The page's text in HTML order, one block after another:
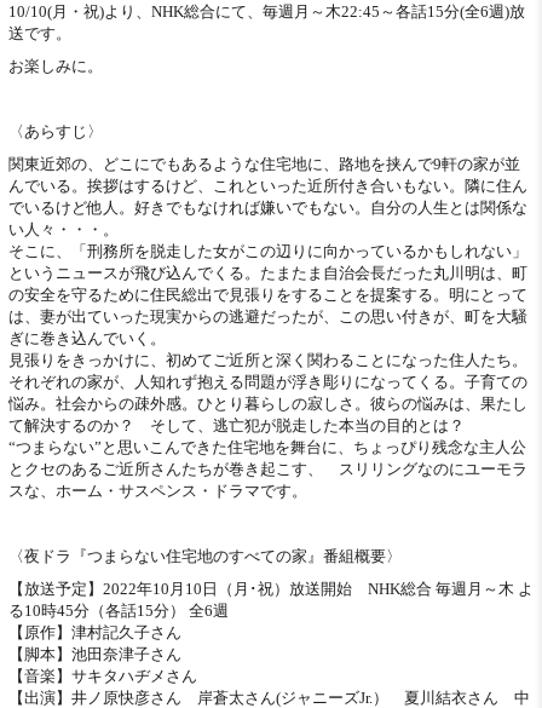
10/10(月・祝)より、NHK総合にて、毎週月～木22:45～各話15分(全6週)放
送です。
お楽しみに。
〈あらすじ〉
関東近郊の、どこにでもあるような住宅地に、路地を挟んで9軒の家が並
んでいる。挨拶はするけど、これといった近所付き合いもない。隣に住ん
でいるけど他人。好きでもなければ嫌いでもない。自分の人生とは関係な
い人々・・・。
そこに、「刑務所を脱走した女がこの辺りに向かっているかもしれない」
というニュースが飛び込んでくる。たまたま自治会長だった丸川明は、町
の安全を守るために住民総出で見張りをすることを提案する。明にとって
は、妻が出ていった現実からの逃避だったが、この思い付きが、町を大騒
ぎに巻き込んでいく。
見張りをきっかけに、初めてご近所と深く関わることになった住人たち。
それぞれの家が、人知れず抱える問題が浮き彫りになってくる。子育ての
悩み。社会からの疎外感。ひとり暮らしの寂しさ。彼らの悩みは、果たし
て解決するのか？ そして、逃亡犯が脱走した本当の目的とは？
“つまらない”と思いこんできた住宅地を舞台に、ちょっぴり残念な主人公
とクセのあるご近所さんたちが巻き起こす、 スリリングなのにユーモラ
スな、ホーム・サスペンス・ドラマです。
〈夜ドラ『つまらない住宅地のすべての家』番組概要〉
【放送予定】2022年10月10日（月･祝）放送開始 NHK総合 毎週月～木 よ
る10時45分（各話15分） 全6週
【原作】津村記久子さん
【脚本】池田奈津子さん
【音楽】サキタハヂメさん
【出演】井ノ原快彦さん 岸蒼太さん(ジャニーズJr.） 夏川結衣さん 中